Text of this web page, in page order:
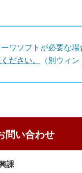
ワソフトが必要な場
ださい。
（別ウィ
問い合わせ
課